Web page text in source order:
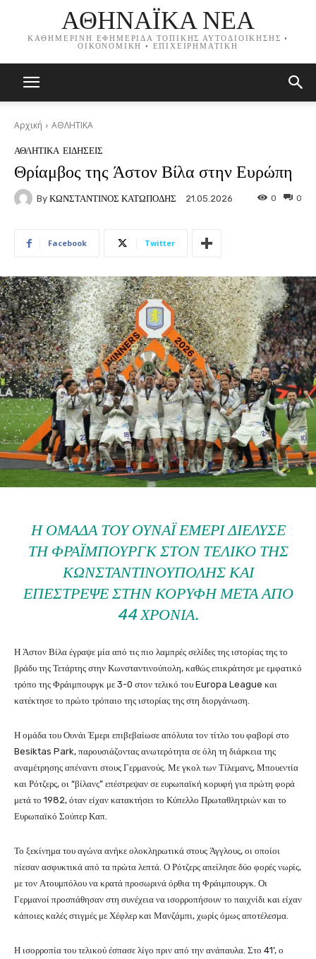
ΑΘΗΝΑΪΚΑ ΝΕΑ
ΚΑΘΗΜΕΡΙΝΗ ΕΦΗΜΕΡΙΔΑ ΤΟΠΙΚΗΣ ΑΥΤΟΔΙΟΙΚΗΣΗΣ •
ΟΙΚΟΝΟΜΙΚΗ • ΕΠΙΧΕΙΡΗΜΑΤΙΚΗ
Αρχική ΑΘΛΗΤΙΚΑ
ΑΘΛΗΤΙΚΑ ΕΙΔΗΣΕΙΣ
Θρίαμβος της Άστον Βίλα στην Ευρώπη
By ΚΩΝΣΤΑΝΤΙΝΟΣ ΚΑΤΩΠΟΔΗΣ 21.05.2026 0
0
Facebook Twitter
Η ΟΜΆΔΑ ΤΟΥ ΟΥΝΆΙ ΈΜΕΡΙ ΔΙΈΛΥΣΕ
ΤΗ ΦΡΆΙΜΠΟΥΡΓΚ ΣΤΟΝ ΤΕΛΙΚΌ ΤΗΣ
ΚΩΝΣΤΑΝΤΙΝΟΎΠΟΛΗΣ ΚΑΙ
ΕΠΈΣΤΡΕΨΕ ΣΤΗΝ ΚΟΡΥΦΉ ΜΕΤΆ ΑΠΌ
44 ΧΡΌΝΙΑ.
Η Άστον Βίλα έγραψε μία από τις πιο λαμπρές σελίδες της ιστορίας της το
βράδυ της Τετάρτης στην Κωνσταντινούπολη, καθώς επικράτησε με εμφατικό
τρόπο της Φράιμπουργκ με 3-0 στον τελικό του Europa League και
κατέκτησε το πρώτο τρόπαιο της ιστορίας της στη διοργάνωση.
Η ομάδα του Ουνάι Έμερι επιβεβαίωσε απόλυτα τον τίτλο του φαβορί στο
Besiktas Park, παρουσιάζοντας ανωτερότητα σε όλη τη διάρκεια της
αναμέτρησης απέναντι στους Γερμανούς. Με γκολ των Τίλεμανς, Μπουεντία
και Ρότζερς, οι “βίλανς” επέστρεψαν σε ευρωπαϊκή κορυφή για πρώτη φορά
μετά το 1982, όταν είχαν κατακτήσει το Κύπελλο Πρωταθλητριών και το
Ευρωπαϊκό Σούπερ Καπ.
Το ξεκίνημα του αγώνα ανήκε ολοκληρωτικά στους Άγγλους, οι οποίοι
πίεσαν ασφυκτικά από τα πρώτα λεπτά. Ο Ρότζερς απείλησε δύο φορές νωρίς,
με τον Ατουμπόλου να κρατά προσωρινά όρθια τη Φράιμπουργκ. Οι
Γερμανοί προσπάθησαν στη συνέχεια να ισορροπήσουν το παιχνίδι και είχαν
κάποιες καλές στιγμές με Χέφλερ και Μανζάμπι, χωρίς όμως αποτέλεσμα.
Η ισορροπία του τελικού έσπασε λίγο πριν από την ανάπαυλα. Στο 41’, ο